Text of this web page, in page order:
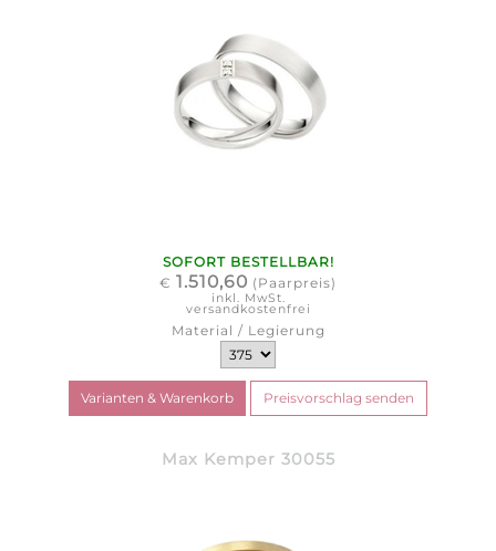
SOFORT BESTELLBAR!
€ 1.510,60 (Paarpreis)
inkl. MwSt.
versandkostenfrei
Material / Legierung
Max Kemper 30055